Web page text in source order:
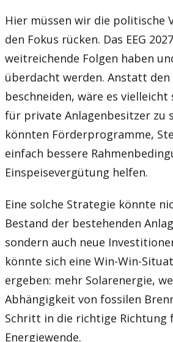
Hier müssen wir die politische
den Fokus rücken. Das EEG
weitreichende Folgen haben
überdacht werden. Anstatt
beschneiden, wäre es
für private Anlagenbesitzer zu
könnten Förderprogramme,
einfach bessere
Einspeisevergütung helfen.
Eine solche Strategie könnte
Bestand der bestehenden
sondern auch neue
könnte sich eine Win-Win-
ergeben: mehr Solarenergie,
Abhängigkeit von fossilen
Schritt in die richtige Richtung
Energiewende.